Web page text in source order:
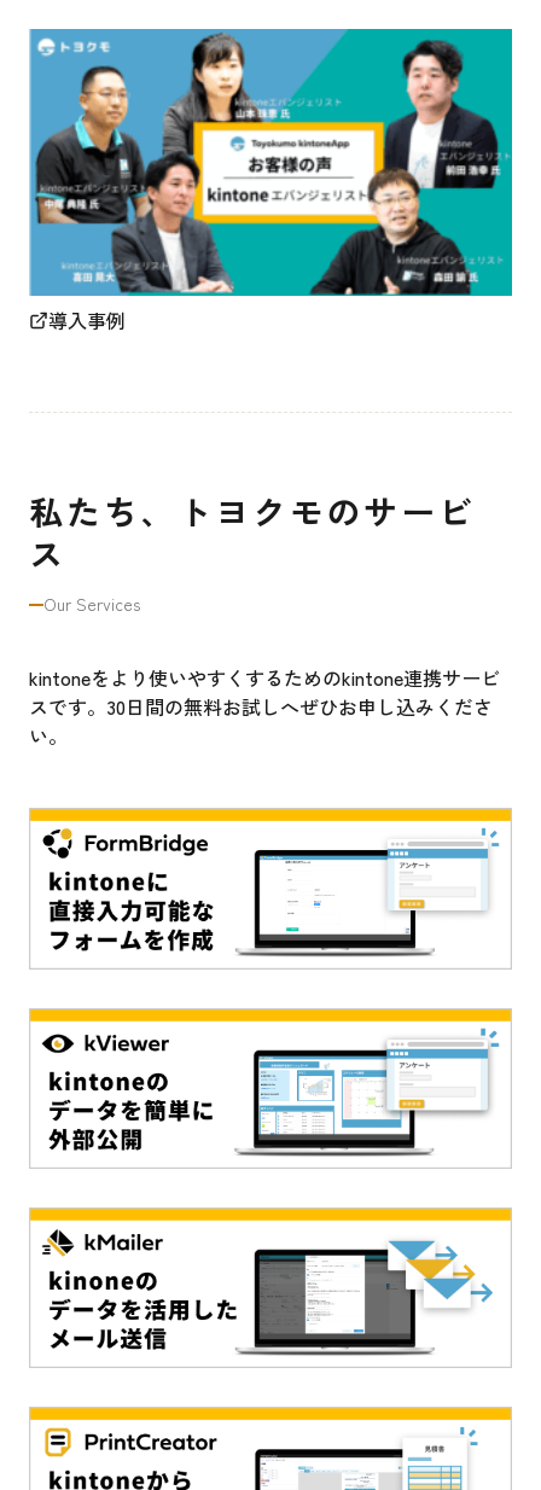
導入事例
私たち、トヨクモのサービ
ス
Our Services
kintoneをより使いやすくするためのkintone連携サービ
スです。30日間の無料お試しへぜひお申し込みくださ
い。